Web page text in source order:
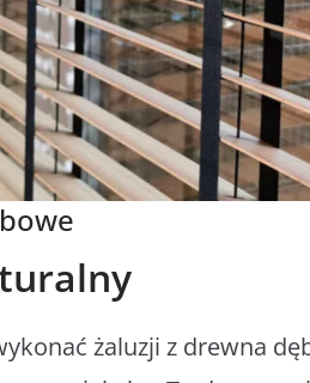
żaluzji z drewna